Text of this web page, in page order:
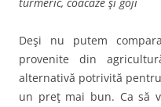
Deşi nu putem
provenite din
alternativă potrivită
un preţ mai bun. Ca să